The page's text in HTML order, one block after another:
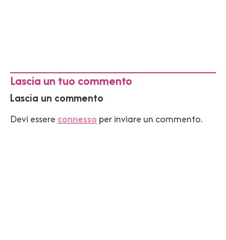
Lascia un tuo commento
Lascia un commento
Devi essere connesso per inviare un commento.